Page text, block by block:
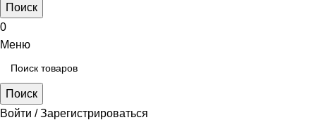
Поиск
0
Меню
Поиск
Войти / Зарегистрироваться